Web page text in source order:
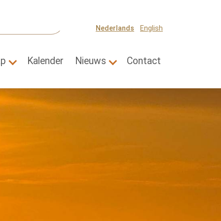
Nederlands English
Submenu for "Wetenschap"
Kalender Nieuws
Submenu for "Nieuws"
Contact